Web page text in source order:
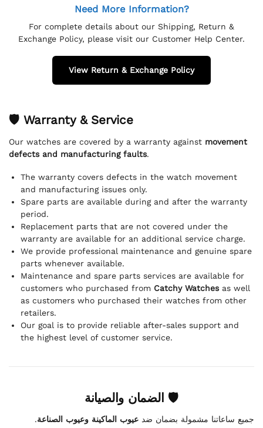
Need More Information?
For complete details about our Shipping, Return &
Exchange Policy, please visit our Customer Help Center.
View Return & Exchange Policy
🛡 Warranty & Service
Our watches are covered by a warranty against movement
defects and manufacturing faults.
The warranty covers defects in the watch movement
and manufacturing issues only.
Spare parts are available during and after the warranty
period.
Replacement parts that are not covered under the
warranty are available for an additional service charge.
We provide professional maintenance and genuine spare
parts whenever available.
Maintenance and spare parts services are available for
customers who purchased from Catchy Watchesas well
as customers who purchased their watches from other
retailers.
Our goal is to provide reliable after-sales support and
the highest level of customer service.
🛡 الضمان والصيانة
جميع ساعاتنا مشمولة بضمان ضد عيوب الماكينة وعيوب الصناعة.